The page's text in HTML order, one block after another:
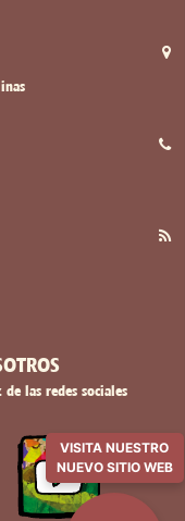
VISITA NUESTRO
NUEVO SITIO WEB
las redes sociales